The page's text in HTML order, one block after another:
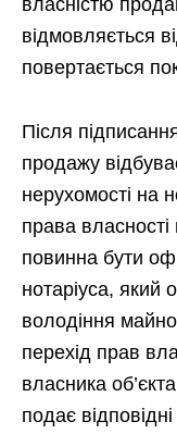
відмовляється
повертається
Після
продажу
нерухомості на
права власності
повинна бути
нотаріуса, який
володіння
перехід прав
власника
подає